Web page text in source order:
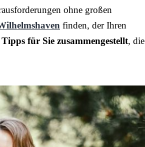
ohne großen
finden, der Ihren
für Sie zusammengestellt, die